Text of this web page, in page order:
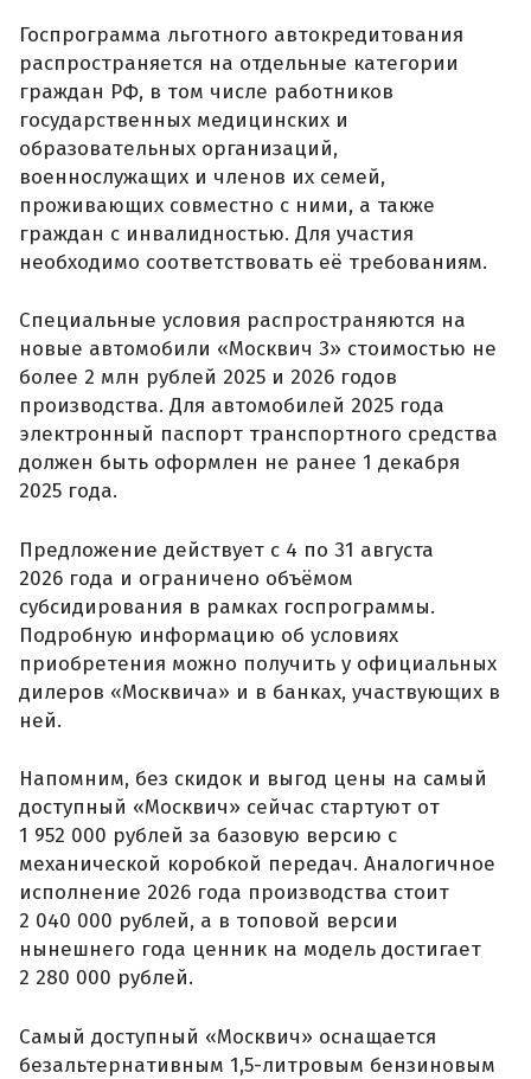
Госпрограмма льготного автокредитования
распространяется на отдельные категории
граждан РФ, в том числе работников
государственных медицинских и
образовательных организаций,
военнослужащих и членов их семей,
проживающих совместно с ними, а также
граждан с инвалидностью. Для участия
необходимо соответствовать её требованиям.
Специальные условия распространяются на
новые автомобили «Москвич 3» стоимостью не
более 2 млн рублей 2025 и 2026 годов
производства. Для автомобилей 2025 года
электронный паспорт транспортного средства
должен быть оформлен не ранее 1 декабря
2025 года.
Предложение действует с 4 по 31 августа
2026 года и ограничено объёмом
субсидирования в рамках госпрограммы.
Подробную информацию об условиях
приобретения можно получить у официальных
дилеров «Москвича» и в банках, участвующих в
ней.
Напомним, без скидок и выгод цены на самый
доступный «Москвич» сейчас стартуют от
1 952 000 рублей за базовую версию с
механической коробкой передач. Аналогичное
исполнение 2026 года производства стоит
2 040 000 рублей, а в топовой версии
нынешнего года ценник на модель достигает
2 280 000 рублей.
Самый доступный «Москвич» оснащается
безальтернативным 1,5-литровым бензиновым